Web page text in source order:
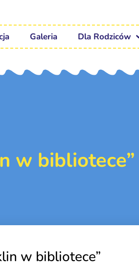
Galeria Dla Rodziców
w bibliotece”
w bibliotece”